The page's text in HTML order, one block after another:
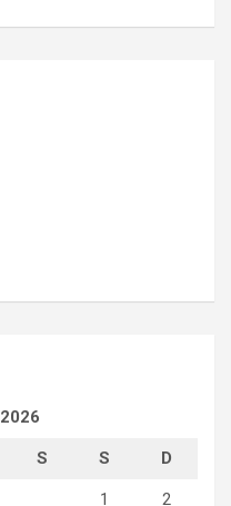
S S D
1 2